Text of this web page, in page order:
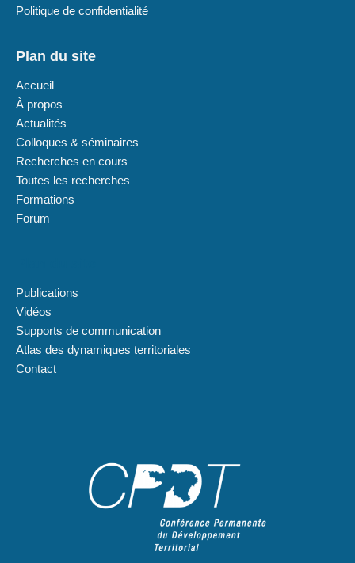
Politique de confidentialité
Plan du site
Accueil
À propos
Actualités
Colloques & séminaires
Recherches en cours
Toutes les recherches
Formations
Forum
Publications
Vidéos
Supports de communication
Atlas des dynamiques territoriales
Contact